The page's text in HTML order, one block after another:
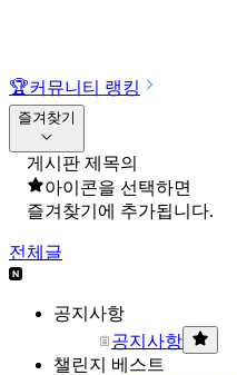
🏆커뮤니티 랭킹
즐겨찾기
게시판 제목의
아이콘을 선택하면
즐겨찾기에 추가됩니다.
전체글
공지사항
공지사항
챌린지 베스트